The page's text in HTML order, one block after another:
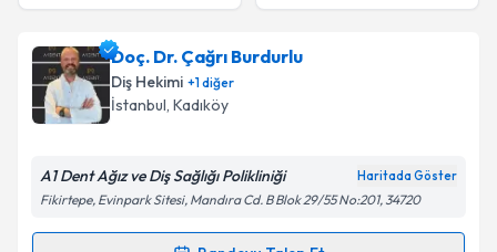
Doç. Dr. Çağrı Burdurlu
Diş Hekimi +1diğer
İstanbul, Kadıköy
A1 Dent Ağız ve Diş Sağlığı Polikliniği Haritada Göster
Fikirtepe, Evinpark Sitesi, Mandıra Cd. B Blok 29/55 No:201, 34720